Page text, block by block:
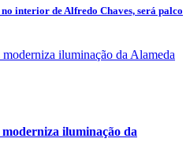
interior de Alfredo Chaves, será palco
iluminação da